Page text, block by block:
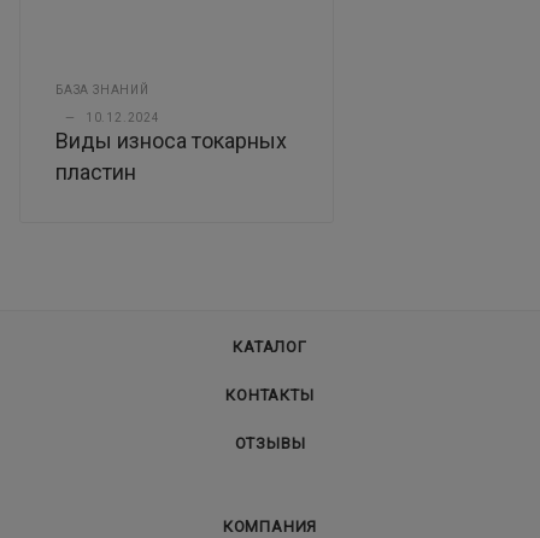
БАЗА ЗНАНИЙ
— 10.12.2024
Виды износа токарных
пластин
КАТАЛОГ
КОНТАКТЫ
ОТЗЫВЫ
КОМПАНИЯ